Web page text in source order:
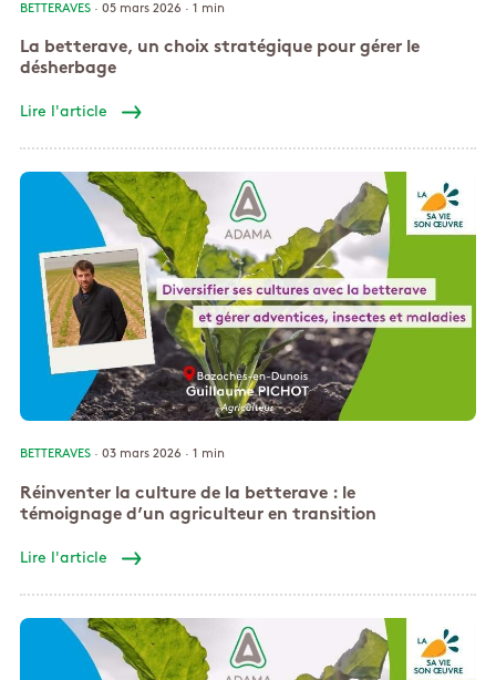
BETTERAVES· 05 mars 2026 · 1 min
La betterave, un choix stratégique pour gérer le
désherbage
Lire l'article
BETTERAVES· 03 mars 2026 · 1 min
Réinventer la culture de la betterave : le
témoignage d’un agriculteur en transition
Lire l'article